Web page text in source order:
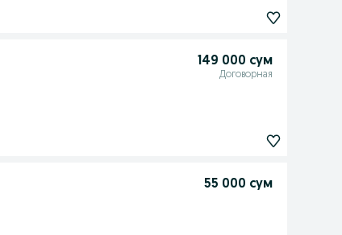
149 000 сум
Договорная
55 000 сум